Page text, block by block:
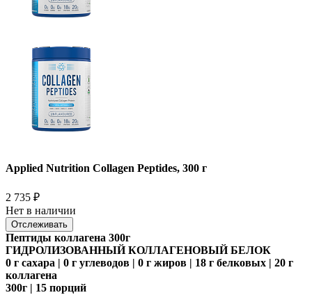
Applied Nutrition Collagen Peptides, 300 г
2 735 ₽
Нет в наличии
Отслеживать
Пептиды коллагена 300г
ГИДРОЛИЗОВАННЫЙ КОЛЛАГЕНОВЫЙ БЕЛОК
0 г сахара | 0 г углеводов | 0 г жиров | 18 г белковых | 20 г
коллагена
300г | 15 порций